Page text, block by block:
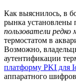
Как выяснилось, в
рынка установлены
пользователи редко
термостатом в
Возможно,
аутентификации
платформу PKI для
аппаратного